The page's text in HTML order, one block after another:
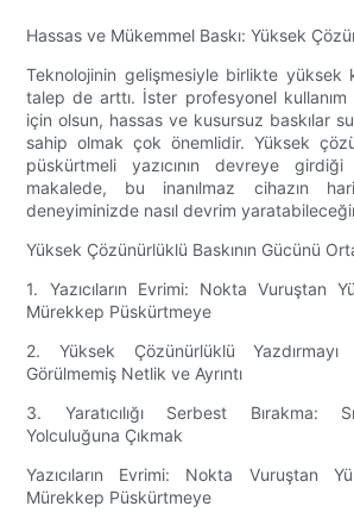
Hassas ve Mükemmel Baskı: Yüksek
Teknolojinin gelişmesiyle birlikte yüksek
talep de arttı. İster profesyonel
için olsun, hassas ve kusursuz baskılar
sahip olmak çok önemlidir. Yüksek
püskürtmeli yazıcının devreye
makalede, bu inanılmaz cihazın
deneyiminizde nasıl devrim
Yüksek Çözünürlüklü Baskının Gücünü
1. Yazıcıların Evrimi: Nokta Vuruştan
Mürekkep Püskürtmeye
2. Yüksek Çözünürlüklü
Görülmemiş Netlik ve Ayrıntı
3. Yaratıcılığı Serbest Bırakma:
Yolculuğuna Çıkmak
Yazıcıların Evrimi: Nokta Vuruştan
Mürekkep Püskürtmeye